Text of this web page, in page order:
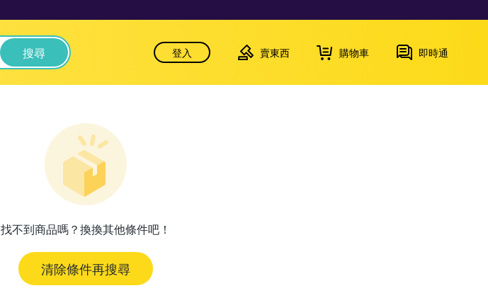
搜尋 登入 賣東西 購物車 即時通
找不到商品嗎？換換其他條件吧！
清除條件再搜尋